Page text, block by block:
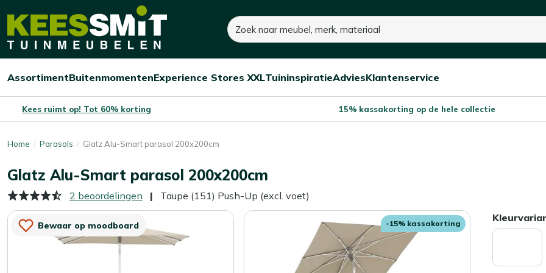
Kees
Tuinmeubelen
Zoeken
Open/sluit
Assortiment
Open/sluit
Buitenmomenten
Open/sluit
Experience Stores XXL
Open/sluit
Tuininspiratie
Open/sluit
Advies
Open/sluit
Klantenservice
Kees ruimt op! Tot 60% korting 15% kassakorting op de hele collectie
Home Parasols Glatz Alu-Smart parasol 200x200cm
Glatz Alu-Smart parasol 200x200cm
Taupe (151) Push-Up (excl. voet)
2 beoordelingen
Bewaar op moodboard -15% kassakorting
240,- Dit product is niet op voorraad